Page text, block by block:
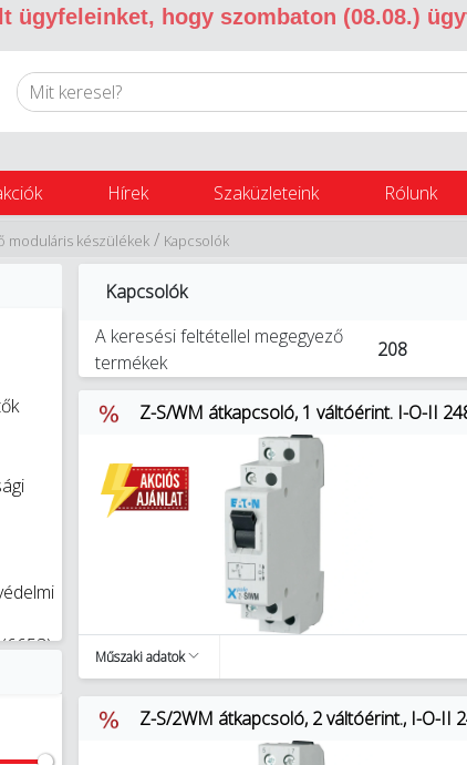
ügyfeleinket, hogy szombaton (08.08.)
Hírek Szaküzleteink Rólunk
Kapcsolók
/
moduláris készülékek
Kapcsolók
A keresési feltétellel megegyező
termékek
208
Z-S/WM átkapcsoló, 1 váltóérint. I-O-II
Műszaki adatok
Z-S/2WM átkapcsoló, 2 váltóérint., I-O-II